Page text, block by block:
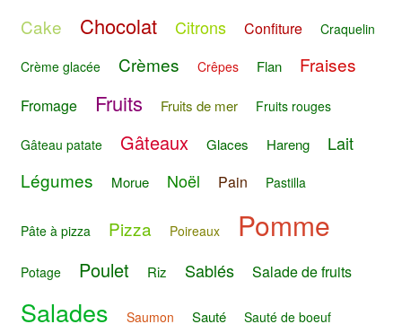
Cake Chocolat Citrons Confiture Craquelin
Crème glacée Crèmes Crêpes Flan Fraises
Fromage Fruits Fruits de mer Fruits rouges
Gâteau patate Gâteaux Glaces Hareng Lait
Légumes Morue Noël Pain Pastilla
Pâte à pizza Pizza Poireaux Pomme
Potage Poulet Riz Sablés Salade de fruits
Salades Saumon Sauté Sauté de boeuf